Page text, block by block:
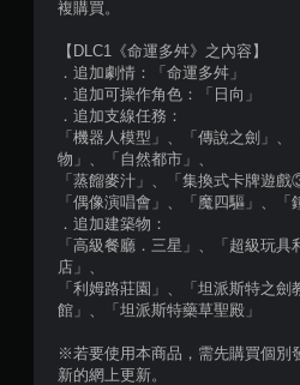
複購買。
【DLC1《命運多舛》之內容】
．追加劇情：「命運多舛」
．追加可操作角色：「日向」
．追加支線任務：
「機器人模型」、「傳說之劍」
物」、「自然都市」、
「蒸餾麥汁」、「集換式卡牌遊戲
「偶像演唱會」、「魔四驅」、「
．追加建築物：
「高級餐廳．三星」、「超級玩
店」、
「利姆路莊園」、「坦派斯特之
館」、「坦派斯特藥草聖殿」
※若要使用本商品，需先購買個別
新的網上更新。